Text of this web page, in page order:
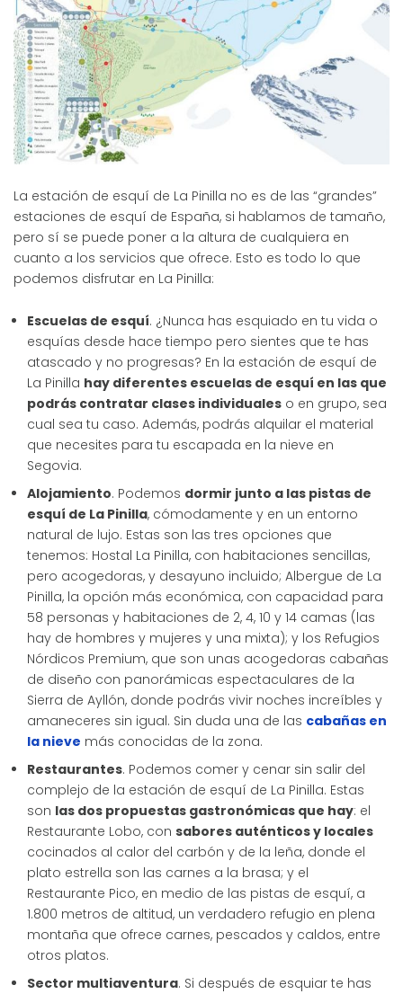
La estación de esquí de La Pinilla no es de las “grandes”
estaciones de esquí de España, si hablamos de tamaño,
pero sí se puede poner a la altura de cualquiera en
cuanto a los servicios que ofrece. Esto es todo lo que
podemos disfrutar en La Pinilla:
Escuelas de esquí. ¿Nunca has esquiado en tu vida o
esquías desde hace tiempo pero sientes que te has
atascado y no progresas? En la estación de esquí de
La Pinilla hay diferentes escuelas de esquí en las que
podrás contratar clases individuales o en grupo, sea
cual sea tu caso. Además, podrás alquilar el material
que necesites para tu escapada en la nieve en
Segovia.
Alojamiento. Podemos dormir junto a las pistas de
esquí de La Pinilla, cómodamente y en un entorno
natural de lujo. Estas son las tres opciones que
tenemos: Hostal La Pinilla, con habitaciones sencillas,
pero acogedoras, y desayuno incluido; Albergue de La
Pinilla, la opción más económica, con capacidad para
58 personas y habitaciones de 2, 4, 10 y 14 camas (las
hay de hombres y mujeres y una mixta); y los Refugios
Nórdicos Premium, que son unas acogedoras cabañas
de diseño con panorámicas espectaculares de la
Sierra de Ayllón, donde podrás vivir noches increíbles y
amaneceres sin igual. Sin duda una de las cabañas en
la nieve más conocidas de la zona.
Restaurantes. Podemos comer y cenar sin salir del
complejo de la estación de esquí de La Pinilla. Estas
son las dos propuestas gastronómicas que hay: el
Restaurante Lobo, con sabores auténticos y locales
cocinados al calor del carbón y de la leña, donde el
plato estrella son las carnes a la brasa; y el
Restaurante Pico, en medio de las pistas de esquí, a
1.800 metros de altitud, un verdadero refugio en plena
montaña que ofrece carnes, pescados y caldos, entre
otros platos.
Sector multiaventura. Si después de esquiar te has